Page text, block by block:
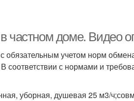
частном доме. Видео
учетом норм
соответствии с нормами и
уборная, душевая 25 м3/